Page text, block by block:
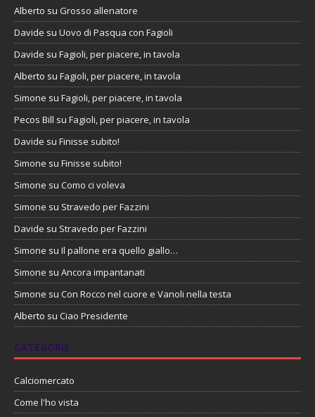
Alberto su Grosso allenatore
Davide su Uovo di Pasqua con Fagioli
Davide su Fagioli, per piacere, in tavola
Alberto su Fagioli, per piacere, in tavola
Simone su Fagioli, per piacere, in tavola
Pecos Bill su Fagioli, per piacere, in tavola
Davide su Finisse subito!
Simone su Finisse subito!
Simone su Como ci voleva
Simone su Stravedo per Fazzini
Davide su Stravedo per Fazzini
Simone su Il pallone era quello giallo…
Simone su Ancora impantanati
Simone su Con Rocco nel cuore e Vanoli nella testa
Alberto su Ciao Presidente
CATEGORIE
Calciomercato
Come l'ho vista